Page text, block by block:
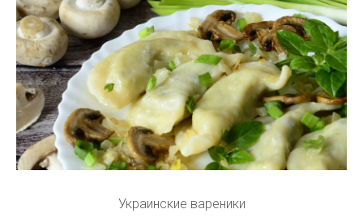
Украинские вареники